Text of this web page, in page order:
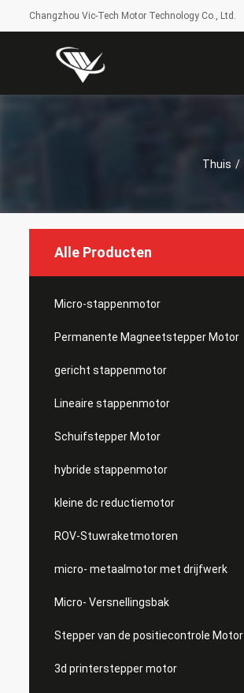
Changzhou Vic-Tech Motor Technology Co., Ltd.
Thuis /
Alle Producten
Micro-stappenmotor
Permanente Magneetstepper Motor
gericht stappenmotor
Lineaire stappenmotor
Schuifstepper Motor
hybride stappenmotor
kleine dc reductiemotor
ROV-Stuwraketmotoren
micro- metaalmotor met drijfwerk
Micro- Versnellingsbak
Stepper van de positiecontrole Motor
3d printerstepper motor